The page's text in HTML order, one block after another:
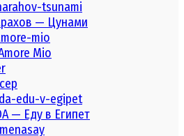
— Цунами
Mio
— Еду в Египет